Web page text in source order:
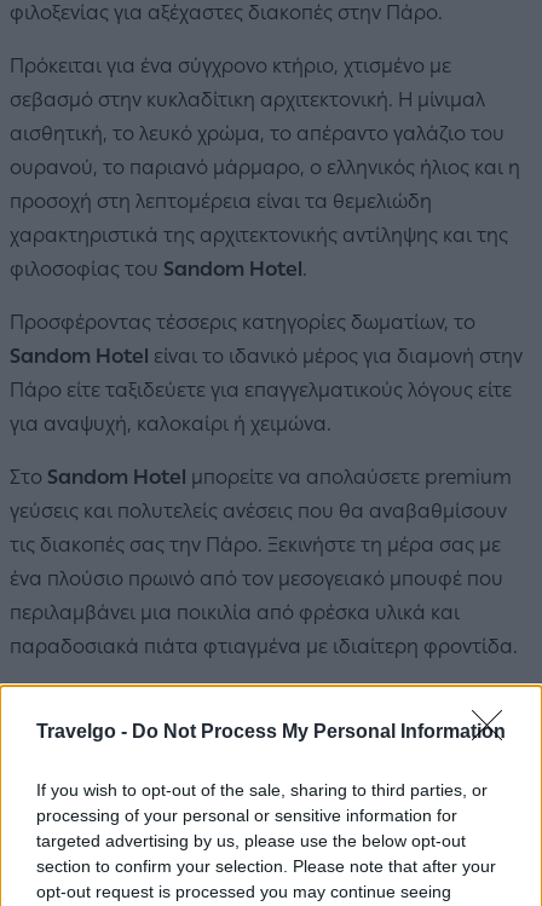
Travelgo - Do Not Process My Personal Information
If you wish to opt-out of the sale, sharing to third parties, or
processing of your personal or sensitive information for
targeted advertising by us, please use the below opt-out
section to confirm your selection. Please note that after your
opt-out request is processed you may continue seeing
φιλοξενίας για αξέχαστες διακοπές στην Πάρο.
Πρόκειται για ένα σύγχρονο κτήριο, χτισμένο με
σεβασμό στην κυκλαδίτικη αρχιτεκτονική. Η μίνιμαλ
αισθητική, το λευκό χρώμα, το απέραντο γαλάζιο του
ουρανού, το παριανό μάρμαρο, ο ελληνικός ήλιος και η
προσοχή στη λεπτομέρεια είναι τα θεμελιώδη
χαρακτηριστικά της αρχιτεκτονικής αντίληψης και της
φιλοσοφίας του Sandom Hotel .
Προσφέροντας τέσσερις κατηγορίες δωματίων, το
Sandom Hotel είναι το ιδανικό μέρος για διαμονή στην
Πάρο είτε ταξιδεύετε για επαγγελματικούς λόγους είτε
για αναψυχή, καλοκαίρι ή χειμώνα.
Στο Sandom Hotel μπορείτε να απολαύσετε premium
γεύσεις και πολυτελείς ανέσεις που θα αναβαθμίσουν
τις διακοπές σας την Πάρο. Ξεκινήστε τη μέρα σας με
ένα πλούσιο πρωινό από τον μεσογειακό μπουφέ που
περιλαμβάνει μια ποικιλία από φρέσκα υλικά και
παραδοσιακά πιάτα φτιαγμένα με ιδιαίτερη φροντίδα.
προϊόντων» που διαφέρει από μέρα σε μέρα και
προϊόντα, τα οποία παράγονται συνήθως από μικρές ή
οικογενειακές επιχειρήσεις.
Στον κοινό χώρο υγείας και ευεξίας του ξενοδοχείου, η